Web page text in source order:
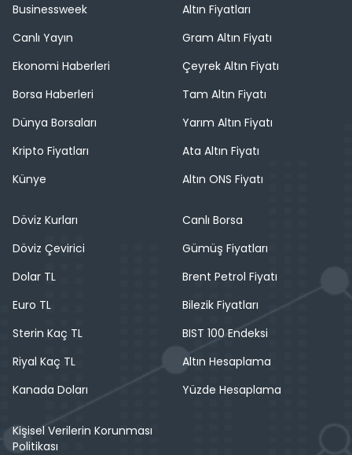
Businessweek
Canlı Yayın
Ekonomi Haberleri
Borsa Haberleri
Dünya Borsaları
Kripto Fiyatları
Künye
Altın Fiyatları
Gram Altın Fiyatı
Çeyrek Altın Fiyatı
Tam Altın Fiyatı
Yarım Altın Fiyatı
Ata Altın Fiyatı
Altın ONS Fiyatı
Döviz Kurları
Döviz Çevirici
Dolar TL
Euro TL
Sterin Kaç TL
Riyal Kaç TL
Kanada Doları
Canlı Borsa
Gümüş Fiyatları
Brent Petrol Fiyatı
Bilezik Fiyatları
BIST 100 Endeksi
Altın Hesaplama
Yüzde Hesaplama
Kişisel Verilerin Korunması
Politikası